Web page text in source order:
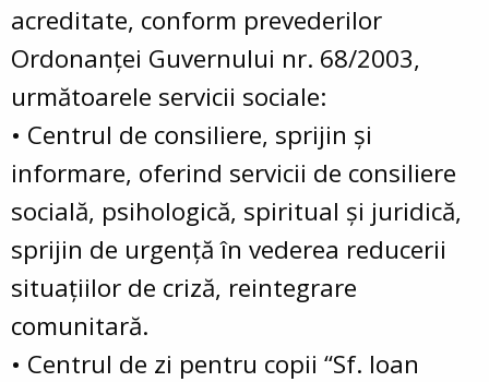
acreditate, conform prevederilor
Ordonanţei Guvernului nr. 68/2003,
următoarele servicii sociale:
• Centrul de consiliere, sprijin şi
informare, oferind servicii de consiliere
socială, psihologică, spiritual şi juridică,
sprijin de urgenţă în vederea reducerii
situaţiilor de criză, reintegrare
comunitară.
• Centrul de zi pentru copii “Sf. Ioan